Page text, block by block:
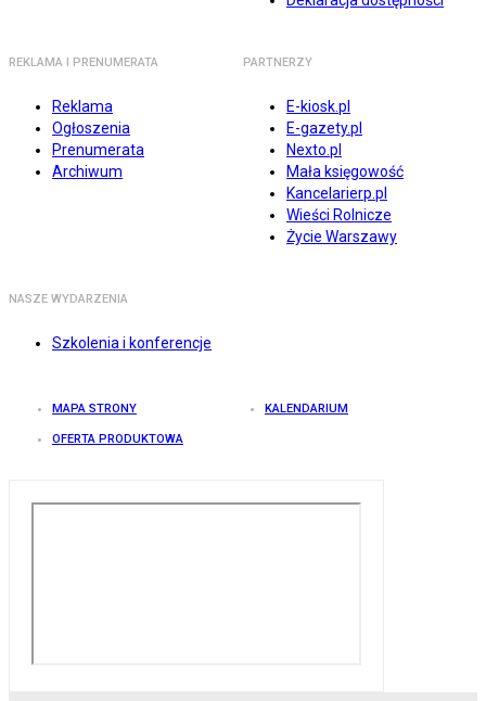
REKLAMA I PRENUMERATA
Reklama
Ogłoszenia
Prenumerata
Archiwum
PARTNERZY
E-kiosk.pl
E-gazety.pl
Nexto.pl
Mała księgowość
Kancelarierp.pl
Wieści Rolnicze
Życie Warszawy
NASZE WYDARZENIA
Szkolenia i konferencje
MAPA STRONY KALENDARIUM
OFERTA PRODUKTOWA